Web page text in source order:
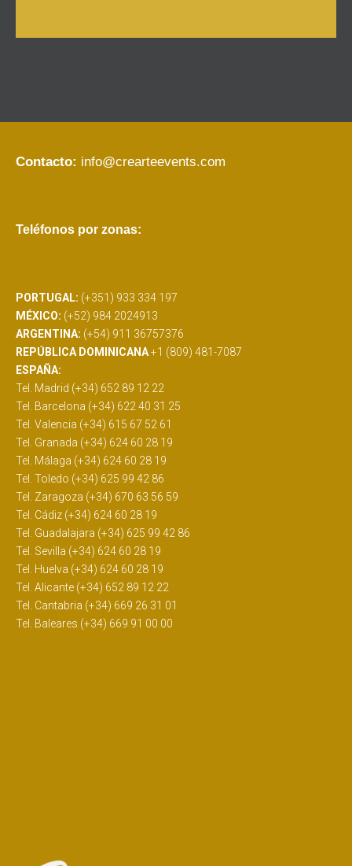
Contacto: info@crearteevents.com
Teléfonos por zonas:
PORTUGAL: (+351) 933 334 197
MÉXICO: (+52) 984 2024913
ARGENTINA: (+54) 911 36757376
REPÚBLICA DOMINICANA+1 (809) 481-7087
ESPAÑA:
Tel. Madrid (+34) 652 89 12 22
Tel. Barcelona (+34) 622 40 31 25
Tel. Valencia (+34) 615 67 52 61
Tel. Granada (+34) 624 60 28 19
Tel. Málaga (+34) 624 60 28 19
Tel. Toledo (+34) 625 99 42 86
Tel. Zaragoza (+34) 670 63 56 59
Tel. Cádiz (+34) 624 60 28 19
Tel. Guadalajara (+34) 625 99 42 86
Tel. Sevilla (+34) 624 60 28 19
Tel. Huelva (+34) 624 60 28 19
Tel. Alicante (+34) 652 89 12 22
Tel. Cantabria (+34) 669 26 31 01
Tel. Baleares (+34) 669 91 00 00